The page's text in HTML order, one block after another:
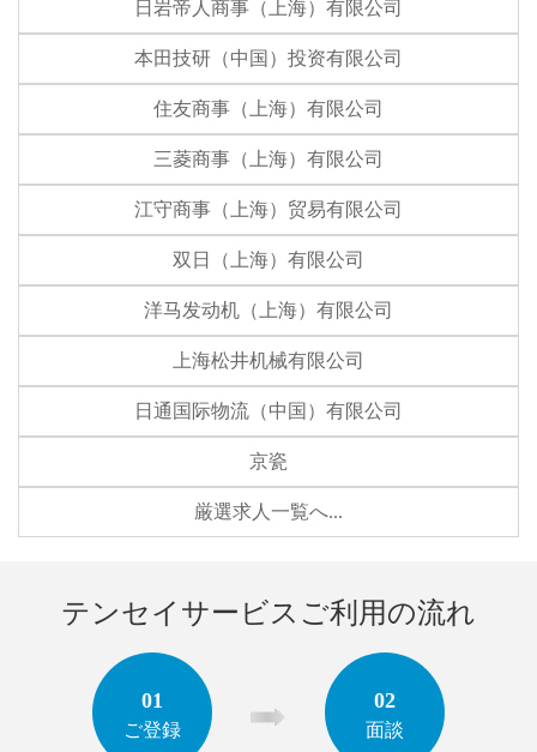
日岩帝人商事（上海）有限公司
本田技研（中国）投资有限公司
住友商事（上海）有限公司
三菱商事（上海）有限公司
江守商事（上海）贸易有限公司
双日（上海）有限公司
洋马发动机（上海）有限公司
上海松井机械有限公司
日通国际物流（中国）有限公司
京瓷
厳選求人一覧へ...
テンセイサービスご利用の流れ
01
ご登録
02
面談